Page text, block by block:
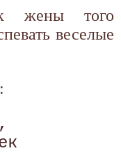
жены того
веселые